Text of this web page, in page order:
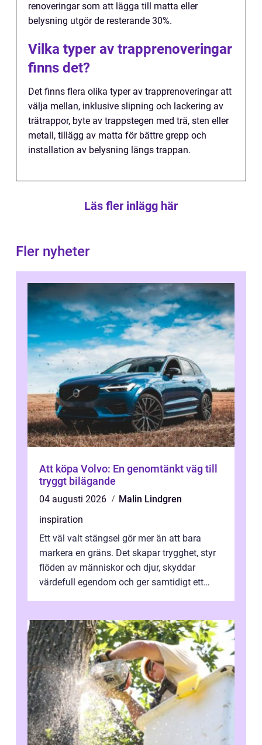
renoveringar som att lägga till matta eller
belysning utgör de resterande 30%.
Vilka typer av trapprenoveringar
finns det?
Det finns flera olika typer av trapprenoveringar att
välja mellan, inklusive slipning och lackering av
trätrappor, byte av trappstegen med trä, sten eller
metall, tillägg av matta för bättre grepp och
installation av belysning längs trappan.
Läs fler inlägg här
Fler nyheter
Att köpa Volvo: En genomtänkt väg till
tryggt bilägande
04 augusti 2026
Malin Lindgren
inspiration
Ett väl valt stängsel gör mer än att bara
markera en gräns. Det skapar trygghet, styr
flöden av människor och djur, skyddar
värdefull egendom och ger samtidigt ett